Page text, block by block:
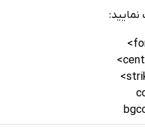
نمایید: